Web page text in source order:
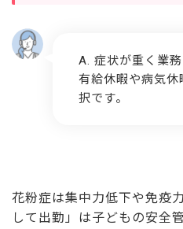
A. 症状が重く業
有給休暇や病気
択です。
花粉症は集中力低下や免疫
して出勤」は子どもの安全